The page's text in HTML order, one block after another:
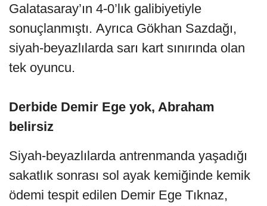
Galatasaray’ın 4-0’lık galibiyetiyle
sonuçlanmıştı. Ayrıca Gökhan Sazdağı,
siyah-beyazlılarda sarı kart sınırında olan
tek oyuncu.
Derbide Demir Ege yok, Abraham
belirsiz
Siyah-beyazlılarda antrenmanda yaşadığı
sakatlık sonrası sol ayak kemiğinde kemik
ödemi tespit edilen Demir Ege Tıknaz,